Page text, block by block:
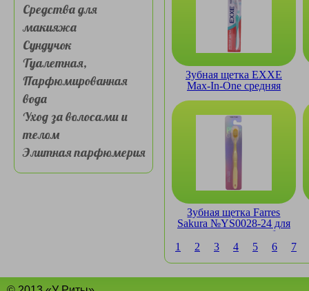
Средства для
макияжа
Сундучок
Туалетная,
Парфюмированная
вода
Уход за волосами и
телом
Элитная парфюмерия
Зубная щетка EXXE
Max-In-One средняя
Зубная щетка Farres
Sakura №YS0028-24 для
чувствительных зубов
1
2 3 4 5 6 7